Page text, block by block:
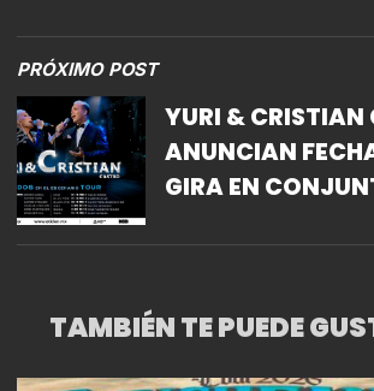
PRÓXIMO POST
YURI & CRISTIAN
ANUNCIAN
GIRA EN
TAMBIÉN TE PUEDE